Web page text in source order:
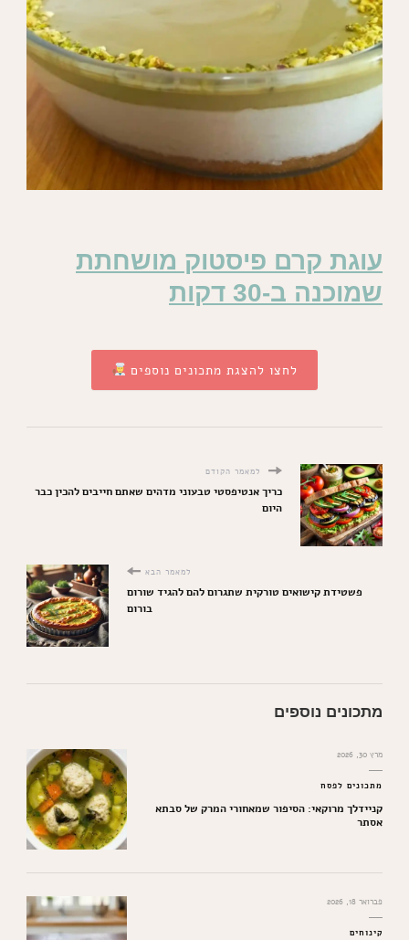
עוגת קרם פיסטוק מושחתת
שמוכנה ב-30 דקות
לחצו להצגת מתכונים נוספים
למאמר הקודם
כריך אנטיפסטי טבעוני מדהים שאתם חייבים להכין כבר
היום
למאמר הבא
פשטידת קישואים טורקית שתגרום להם להגיד שורום
בורום
מתכונים נוספים
מרץ 30, 2026
מתכונים לפסח
קניידלך מרוקאי: הסיפור שמאחורי המרק של סבתא
אסתר
פברואר 18, 2026
קינוחים